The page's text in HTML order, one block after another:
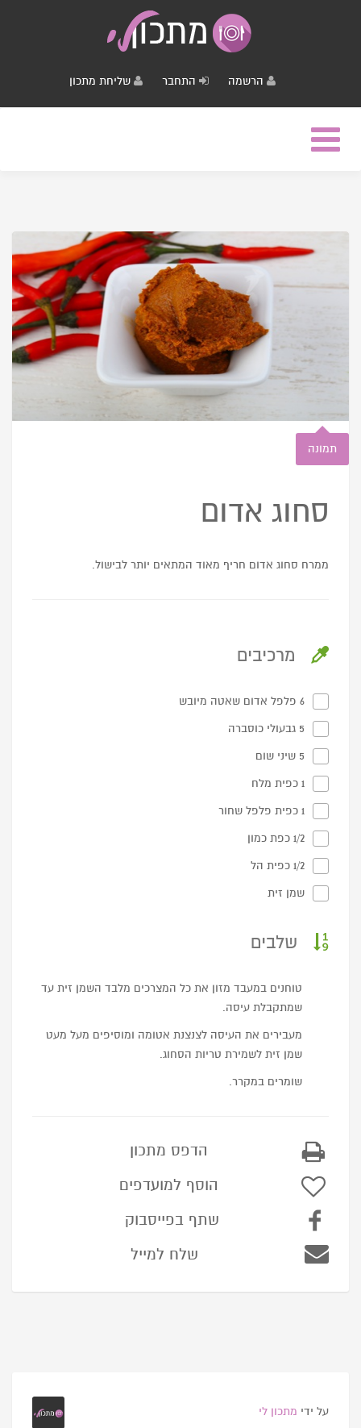
הרשמה התחבר שליחת מתכון
Toggle
navigation
תמונה
סחוג אדום
ממרח סחוג אדום חריף מאוד המתאים יותר לבישול.
מרכיבים
6 פלפל אדום שאטה מיובש
5 גבעולי כוסברה
5 שיני שום
1 כפית מלח
1 כפית פלפל שחור
1/2 כפת כמון
1/2 כפית הל
שמן זית
שלבים
טוחנים במעבד מזון את כל המצרכים מלבד השמן זית עד
שמתקבלת עיסה.
מעבירים את העיסה לצנצנת אטומה ומוסיפים מעל מעט
שמן זית לשמירת טריות הסחוג.
שומרים במקרר.
הדפס מתכון
הוסף למועדפים
שתף בפייסבוק
שלח למייל
על ידי מתכון לי